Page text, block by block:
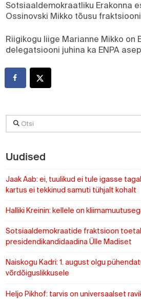
Sotsiaaldemokraatliku Erakonna
Ossinovski Mikko tõusu
Riigikogu liige Marianne Mikko on
delegatsiooni juhina ka ENPA
Otsi
Uudised
Jaak Aab: ei, tuulikud ei tule igasse
kartus ei tekkinud samuti tühjalt kohalt
Halliki Kreinin: kellele on
Sotsiaaldemokraatide fraktsioon
presidendikandidaadina Ülle Madiset
Naiskogu Kadri: 1. august olgu
võrdõiguslikkusele
Heljo Pikhof: tarvis on universaalset